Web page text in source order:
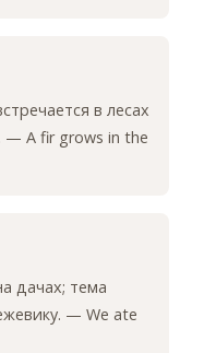
в лесах
— A fir grows in the
дачах; тема
— We ate